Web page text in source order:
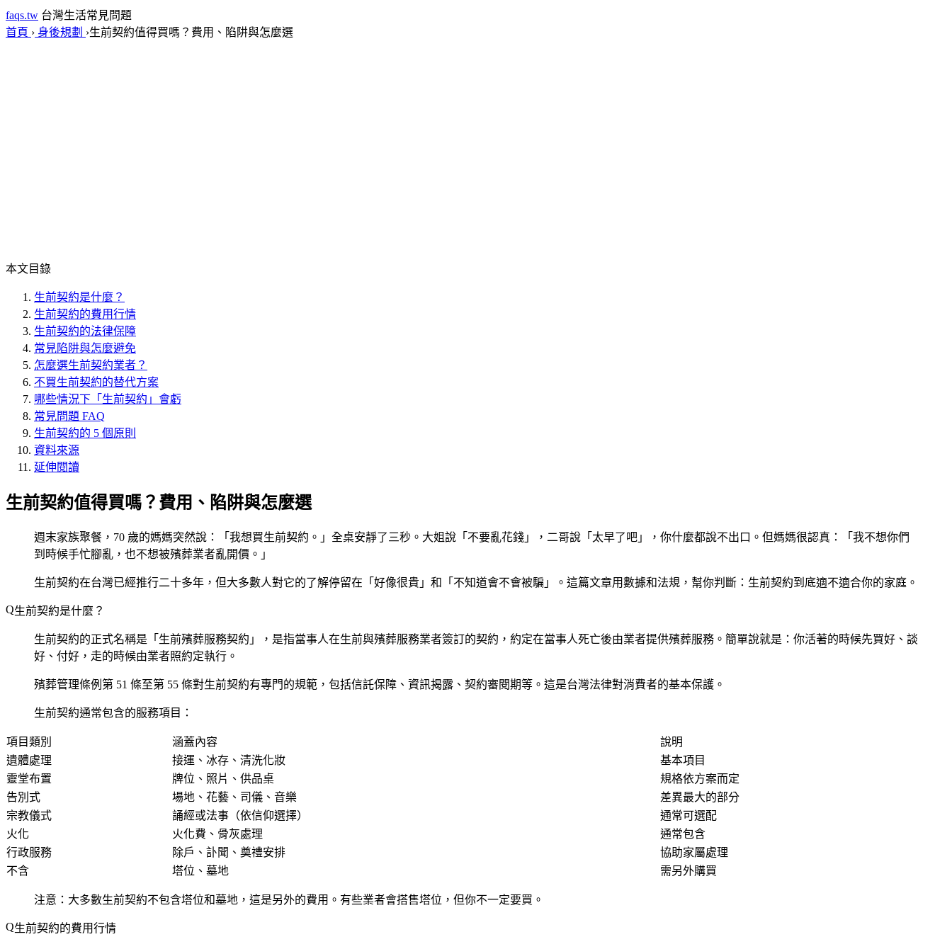
faqs.tw 台灣生活常見問題
首頁 › 身後規劃 ›生前契約值得買嗎？費用、陷阱與怎麼選
本文目錄
生前契約是什麼？
生前契約的費用行情
生前契約的法律保障
常見陷阱與怎麼避免
怎麼選生前契約業者？
不買生前契約的替代方案
哪些情況下「生前契約」會虧
常見問題 FAQ
生前契約的 5 個原則
資料來源
延伸閱讀
生前契約值得買嗎？費用、陷阱與怎麼選
週末家族聚餐，70 歲的媽媽突然說：「我想買生前契約。」全桌安靜了三秒。大姐說「不要亂花錢」，二哥說「太早了吧」，你什麼都說不出口。但媽媽很認真：「我不想你們
到時候手忙腳亂，也不想被殯葬業者亂開價。」
生前契約在台灣已經推行二十多年，但大多數人對它的了解停留在「好像很貴」和「不知道會不會被騙」。這篇文章用數據和法規，幫你判斷：生前契約到底適不適合你的家庭。
生前契約是什麼？
生前契約的正式名稱是「生前殯葬服務契約」，是指當事人在生前與殯葬服務業者簽訂的契約，約定在當事人死亡後由業者提供殯葬服務。簡單說就是：你活著的時候先買好、談
好、付好，走的時候由業者照約定執行。
殯葬管理條例第 51 條至第 55 條對生前契約有專門的規範，包括信託保障、資訊揭露、契約審閱期等。這是台灣法律對消費者的基本保護。
生前契約通常包含的服務項目：
項目類別 涵蓋內容
說明
遺體處理
接運、冰存、清洗化妝
基本項目
靈堂布置
牌位、照片、供品桌
規格依方案而定
告別式
場地、花藝、司儀、音樂
差異最大的部分
宗教儀式
誦經或法事（依信仰選擇）
通常可選配
火化
火化費、骨灰處理
通常包含
行政服務
除戶、訃聞、奠禮安排
協助家屬處理
不含
塔位、墓地 需另外購買
注意：大多數生前契約不包含塔位和墓地，這是另外的費用。有些業者會搭售塔位，但你不一定要買。
生前契約的費用行情